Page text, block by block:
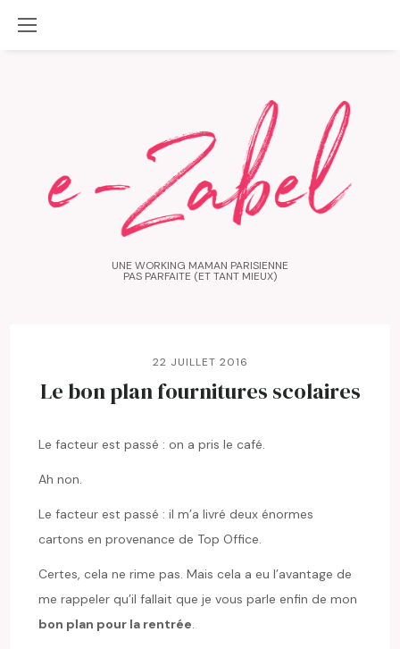
UNE WORKING MAMAN PARISIENNE
PAS PARFAITE (ET TANT MIEUX)
22 JUILLET 2016
Le bon plan fournitures scolaires
Le facteur est passé : on a pris le café.
Ah non.
Le facteur est passé : il m’a livré deux énormes
cartons en provenance de Top Office.
Certes, cela ne rime pas. Mais cela a eu l’avantage de
me rappeler qu’il fallait que je vous parle enfin de mon
bon plan pour la rentrée.